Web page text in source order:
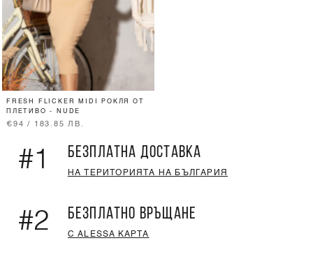
FRESH FLICKER MIDI РОКЛЯ ОТ
ПЛЕТИВО - NUDE
€94 / 183.85 ЛВ.
#1 БЕЗПЛАТНА ДОСТАВКА
НА ТЕРИТОРИЯТА НА БЪЛГАРИЯ
#2 БЕЗПЛАТНО ВРЪЩАНЕ
С ALESSA КАРТА